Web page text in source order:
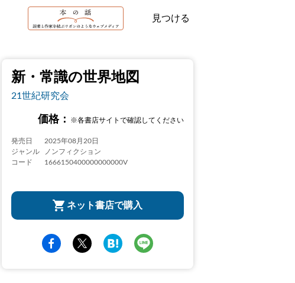
見つける
新・常識の世界地図
21世紀研究会
価格： ※各書店サイトで確認してください
発売日
2025年08月20日
ジャンル
ノンフィクション
コード
1666150400000000000V
ネット書店で購入